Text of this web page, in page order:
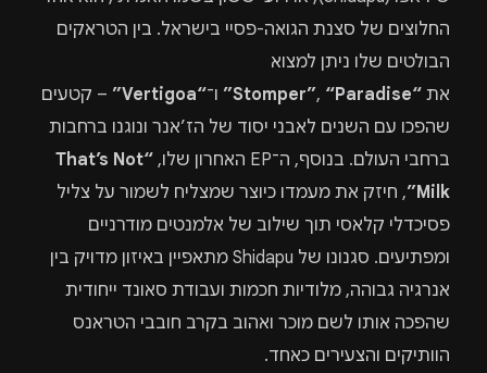
החלוצים של סצנת הגואה-פסיי בישראל. בין הטראקים
הבולטים שלו ניתן למצוא
את “Stomper”
, “Paradise” ו־“Vertigoa”
– קטעים
שהפכו עם השנים לאבני יסוד של הז’אנר ונוגנו ברחבות
ברחבי העולם. בנוסף, ה־EP האחרון שלו,
“That’s Not
Milk” , חיזק את מעמדו כיוצר שמצליח לשמור על צליל
פסיכדלי קלאסי תוך שילוב של אלמנטים מודרניים
ומפתיעים. סגנונו של Shidapu מתאפיין באיזון מדויק בין
אנרגיה גבוהה, מלודיות חכמות ועבודת סאונד ייחודית
שהפכה אותו לשם מוכר ואהוב בקרב חובבי הטראנס
הוותיקים והצעירים כאחד.